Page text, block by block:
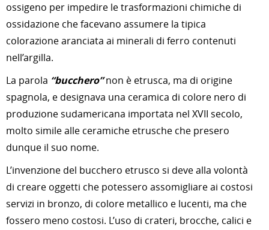
ossigeno per impedire le trasformazioni chimiche di
ossidazione che facevano assumere la tipica
colorazione aranciata ai minerali di ferro contenuti
nell’argilla.
La parola “bucchero”non è etrusca, ma di origine
spagnola, e designava una ceramica di colore nero di
produzione sudamericana importata nel XVII secolo,
molto simile alle ceramiche etrusche che presero
dunque il suo nome.
L’invenzione del bucchero etrusco si deve alla volontà
di creare oggetti che potessero assomigliare ai costosi
servizi in bronzo, di colore metallico e lucenti, ma che
fossero meno costosi. L’uso di crateri, brocche, calici e